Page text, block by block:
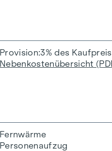
Provision 3% des
Nebenkostenübersicht
Fernwärme
Personenaufzug